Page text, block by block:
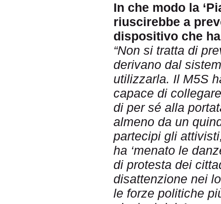
In che modo la
riuscirebbe a
dispositivo che
“Non si tratta di
derivano dal
utilizzarla. Il M5S
capace di
di per sé alla
almeno da un
partecipi gli
ha ‘menato le
di protesta dei
disattenzione nei
le forze politiche